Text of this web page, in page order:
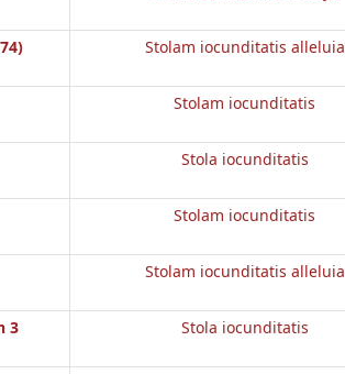
Stolam iocunditatis alleluia
Stolam iocunditatis
Stola iocunditatis
Stolam iocunditatis
Stolam iocunditatis alleluia
3
Stola iocunditatis